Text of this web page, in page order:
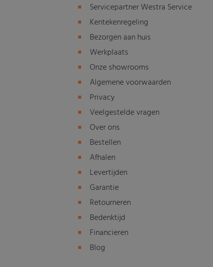
Servicepartner Westra Service
Kentekenregeling
Bezorgen aan huis
Werkplaats
Onze showrooms
Algemene voorwaarden
Privacy
Veelgestelde vragen
Over ons
Bestellen
Afhalen
Levertijden
Garantie
Retourneren
Bedenktijd
Financieren
Blog